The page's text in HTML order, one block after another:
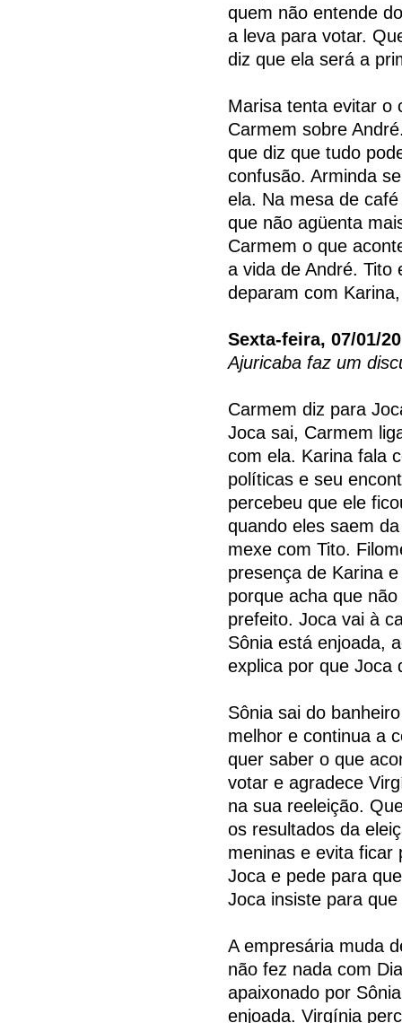
quem não entende
a leva para votar.
diz que ela será a
Marisa tenta evitar o
Carmem sobre
que diz que tudo
confusão. Arminda
ela. Na mesa de
que não agüenta
Carmem o que
a vida de André. Tito
deparam com
Sexta-feira, 07/01/
Ajuricaba faz um
Carmem diz para
Joca sai, Carmem
com ela. Karina fala
políticas e seu
percebeu que ele
quando eles saem
mexe com Tito.
presença de Karina
porque acha que
prefeito. Joca vai à
Sônia está enjoada,
explica por que Joca
Sônia sai do
melhor e continua a
quer saber o que
votar e agradece
na sua reeleição.
os resultados da
meninas e evita ficar
Joca e pede para
Joca insiste para
A empresária muda
não fez nada com
apaixonado por
enjoada. Virgínia